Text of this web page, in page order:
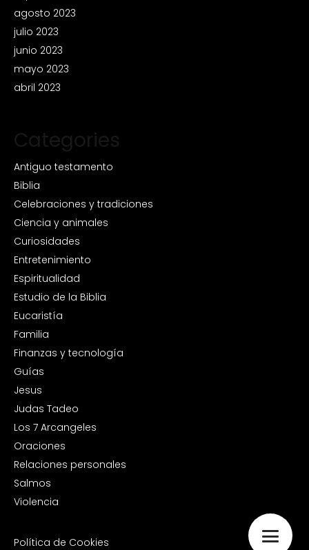
agosto 2023
julio 2023
junio 2023
mayo 2023
abril 2023
Categories
Antiguo testamento
Biblia
Celebraciones y tradiciones
Ciencia y animales
Curiosidades
Entretenimiento
Espiritualidad
Estudio de la Biblia
Eucaristía
Familia
Finanzas y tecnología
Guías
Jesus
Judas Tadeo
Los 7 Arcangeles
Oraciones
Relaciones personales
Salmos
Violencia
Política de Cookies